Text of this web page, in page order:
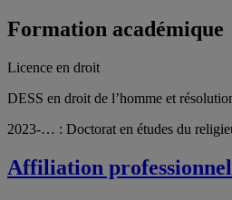
Formation académique
Licence en droit
DESS en droit de l’homme et
2023-… : Doctorat en études du
Affiliation